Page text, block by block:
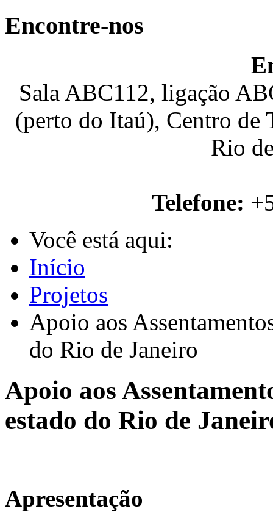
Encontre-nos
Sala ABC112, ligação
(perto do Itaú), Centro de
Rio
Telefone:
Você está aqui:
Início
Projetos
Apoio aos
do Rio de Janeiro
Apoio aos
estado do Rio de
Apresentação